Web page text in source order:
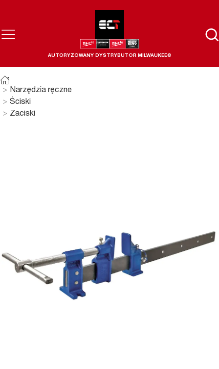
AUTORYZOWANY DYSTRYBUTOR MILWAUKEE®
Narzędzia ręczne
Ściski
Zaciski